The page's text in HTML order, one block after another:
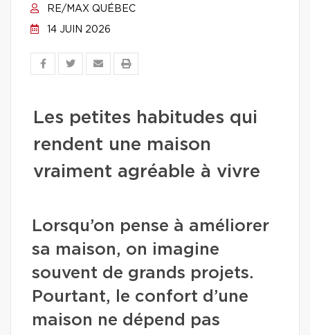
RE/MAX QUÉBEC
14 JUIN 2026
Les petites habitudes qui
rendent une maison
vraiment agréable à vivre
Lorsqu’on pense à améliorer
sa maison, on imagine
souvent de grands projets.
Pourtant, le confort d’une
maison ne dépend pas